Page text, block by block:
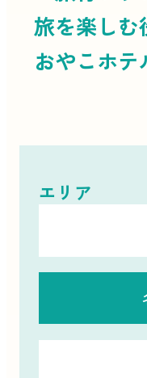
旅を楽しむ
おやこホテ
エリア